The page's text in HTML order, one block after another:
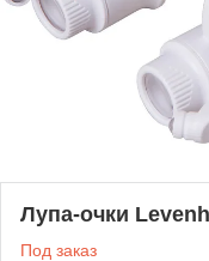
Лупа-очки
Под заказ